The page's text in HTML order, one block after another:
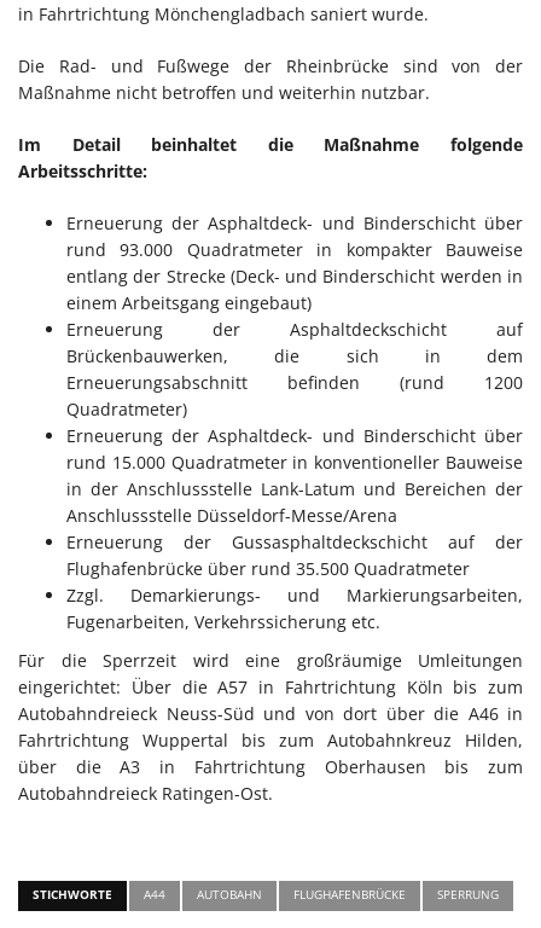
in Fahrtrichtung Mönchengladbach saniert wurde.
Die Rad- und Fußwege der Rheinbrücke sind von der
Maßnahme nicht betroffen und weiterhin nutzbar.
Im Detail beinhaltet die Maßnahme folgende
Arbeitsschritte:
Erneuerung der Asphaltdeck- und Binderschicht über
rund 93.000 Quadratmeter in kompakter Bauweise
entlang der Strecke (Deck- und Binderschicht werden in
einem Arbeitsgang eingebaut)
Erneuerung der Asphaltdeckschicht auf
Brückenbauwerken, die sich in dem
Erneuerungsabschnitt befinden (rund 1200
Quadratmeter)
Erneuerung der Asphaltdeck- und Binderschicht über
rund 15.000 Quadratmeter in konventioneller Bauweise
in der Anschlussstelle Lank-Latum und Bereichen der
Anschlussstelle Düsseldorf-Messe/Arena
Erneuerung der Gussasphaltdeckschicht auf der
Flughafenbrücke über rund 35.500 Quadratmeter
Zzgl. Demarkierungs- und Markierungsarbeiten,
Fugenarbeiten, Verkehrssicherung etc.
Für die Sperrzeit wird eine großräumige Umleitungen
eingerichtet: Über die A57 in Fahrtrichtung Köln bis zum
Autobahndreieck Neuss-Süd und von dort über die A46 in
Fahrtrichtung Wuppertal bis zum Autobahnkreuz Hilden,
über die A3 in Fahrtrichtung Oberhausen bis zum
Autobahndreieck Ratingen-Ost.
STICHWORTE A44 AUTOBAHN FLUGHAFENBRÜCKE SPERRUNG